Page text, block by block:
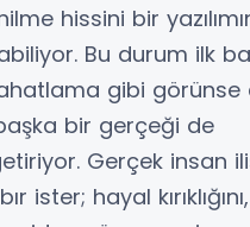
hissini bir
Bu durum ilk
gibi görünse
bir gerçeği de
Gerçek insan
ister; hayal kırıklığını,